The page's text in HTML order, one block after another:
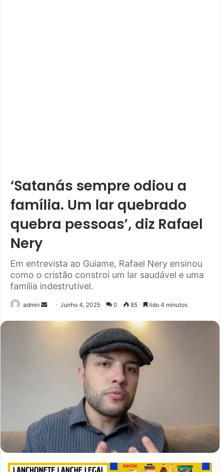
‘Satanás sempre odiou a
família. Um lar quebrado
quebra pessoas’, diz Rafael
Nery
Em entrevista ao Guiame, Rafael Nery ensinou
como o cristão constroi um lar saudável e uma
família indestrutível.
admin
Send
email
Junho 4, 2025 0 85 lido 4 minutos